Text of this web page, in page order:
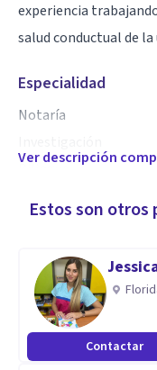
experiencia
salud conductual de
Especialidad
Notaría
Aptitudes
Nivel alto de inglés y
Ver descripción
Estos son
Contactar